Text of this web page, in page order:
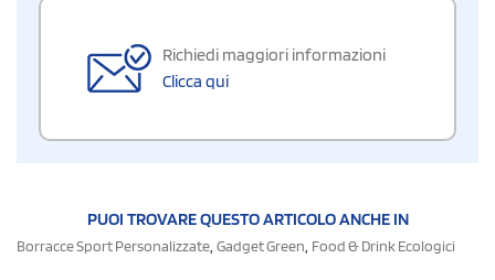
Richiedi maggiori informazioni
Clicca qui
PUOI TROVARE QUESTO ARTICOLO ANCHE IN
Borracce Sport Personalizzate, Gadget Green, Food & Drink Ecologici